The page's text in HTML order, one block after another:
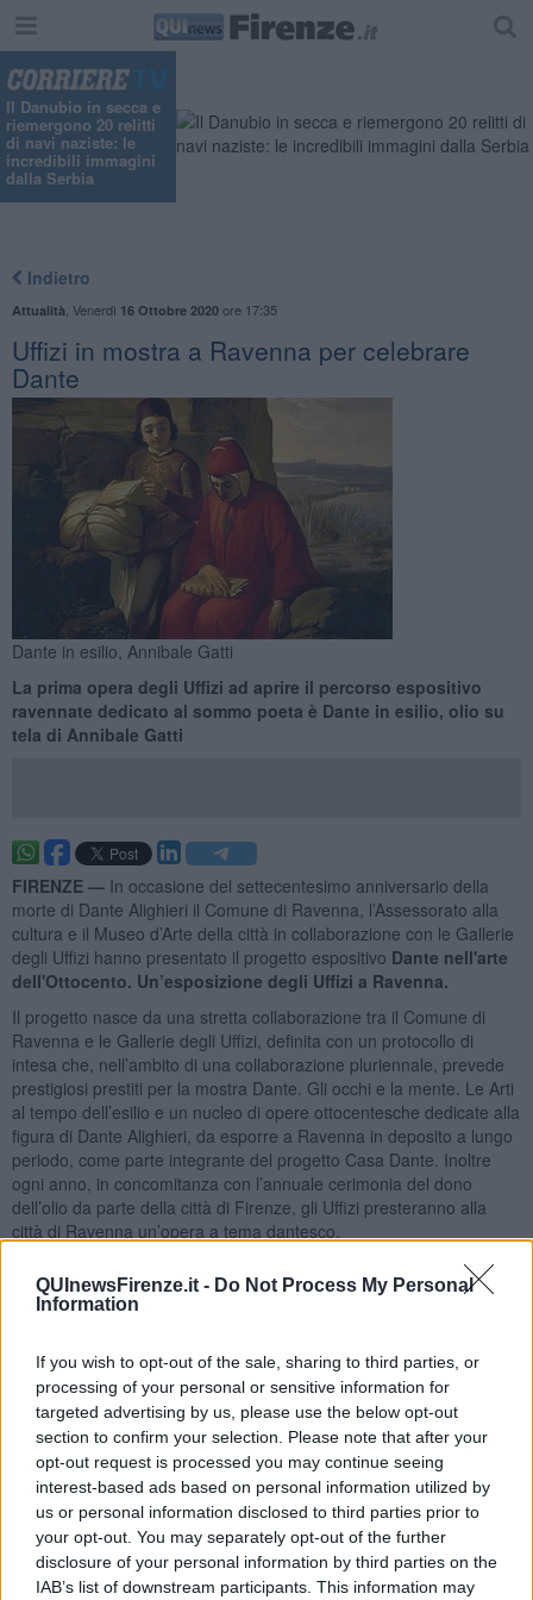
QUInewsFirenze.it - Do Not Process My Personal
Information
If you wish to opt-out of the sale, sharing to third parties, or
processing of your personal or sensitive information for
targeted advertising by us, please use the below opt-out
section to confirm your selection. Please note that after your
opt-out request is processed you may continue seeing
interest-based ads based on personal information utilized by
us or personal information disclosed to third parties prior to
your opt-out. You may separately opt-out of the further
disclosure of your personal information by third parties on the
IAB’s list of downstream participants. This information may
Il Danubio in secca e
riemergono 20 relitti
di navi naziste: le
incredibili immagini
dalla Serbia
Indietro
Attualità Venerdì 16 Ottobre 2020ore 17:35
Uffizi in mostra a Ravenna per celebrare
Dante
Dante in esilio, Annibale Gatti
La prima opera degli Uffizi ad aprire il percorso espositivo
ravennate dedicato al sommo poeta è Dante in esilio, olio su
tela di Annibale Gatti
FIRENZE — In occasione del settecentesimo anniversario della
morte di Dante Alighieri il Comune di Ravenna, l’Assessorato alla
cultura e il Museo d’Arte della città in collaborazione con le Gallerie
degli Uffizi hanno presentato il progetto espositivo Dante nell'arte
dell'Ottocento. Un’esposizione degli Uffizi a Ravenna.
Il progetto nasce da una stretta collaborazione tra il Comune di
Ravenna e le Gallerie degli Uffizi, definita con un protocollo di
intesa che, nell’ambito di una collaborazione pluriennale, prevede
prestigiosi prestiti per la mostra Dante. Gli occhi e la mente. Le Arti
al tempo dell’esilio e un nucleo di opere ottocentesche dedicate alla
figura di Dante Alighieri, da esporre a Ravenna in deposito a lungo
periodo, come parte integrante del progetto Casa Dante. Inoltre
ogni anno, in concomitanza con l’annuale cerimonia del dono
dell’olio da parte della città di Firenze, gli Uffizi presteranno alla
città di Ravenna un’opera a tema dantesco.
poeta è Dante in esilio, olio su tela di Annibale Gatti in mostra dal
16 ottobre 2020 al 5 settembre 2021 nei chiostri francescani,
limitrofi alla Tomba di Dante.
Il direttore delle Gallerie degli Uffizi Eike Schmidt ha detto
“Nell’immaginario dell’Ottocento la pineta di Classe era un luogo da
tutti considerato molto più simbolicamente dantesco della Tomba
del Sommo Poeta. Ora Gallerie degli Uffizi e Comune di Ravenna,
insieme, portano un iconico capolavoro ottocentesco forlivese nel
cuore di Ravenna, proprio accanto alla Tomba appena restaurata
oggi luogo per eccellenza della memoria dell’Alighieri”.